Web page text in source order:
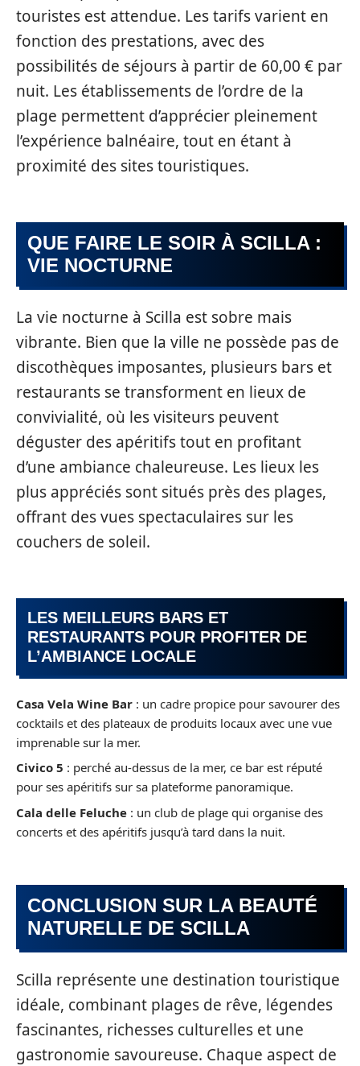
touristes est attendue. Les tarifs varient en
fonction des prestations, avec des
possibilités de séjours à partir de 60,00 € par
nuit. Les établissements de l’ordre de la
plage permettent d’apprécier pleinement
l’expérience balnéaire, tout en étant à
proximité des sites touristiques.
QUE FAIRE LE SOIR À SCILLA :
VIE NOCTURNE
La vie nocturne à Scilla est sobre mais
vibrante. Bien que la ville ne possède pas de
discothèques imposantes, plusieurs bars et
restaurants se transforment en lieux de
convivialité, où les visiteurs peuvent
déguster des apéritifs tout en profitant
d’une ambiance chaleureuse. Les lieux les
plus appréciés sont situés près des plages,
offrant des vues spectaculaires sur les
couchers de soleil.
LES MEILLEURS BARS ET
RESTAURANTS POUR PROFITER DE
L’AMBIANCE LOCALE
Casa Vela Wine Bar : un cadre propice pour savourer des
cocktails et des plateaux de produits locaux avec une vue
imprenable sur la mer.
Civico 5 : perché au-dessus de la mer, ce bar est réputé
pour ses apéritifs sur sa plateforme panoramique.
Cala delle Feluche : un club de plage qui organise des
concerts et des apéritifs jusqu’à tard dans la nuit.
CONCLUSION SUR LA BEAUTÉ
NATURELLE DE SCILLA
Scilla représente une destination touristique
idéale, combinant plages de rêve, légendes
fascinantes, richesses culturelles et une
gastronomie savoureuse. Chaque aspect de